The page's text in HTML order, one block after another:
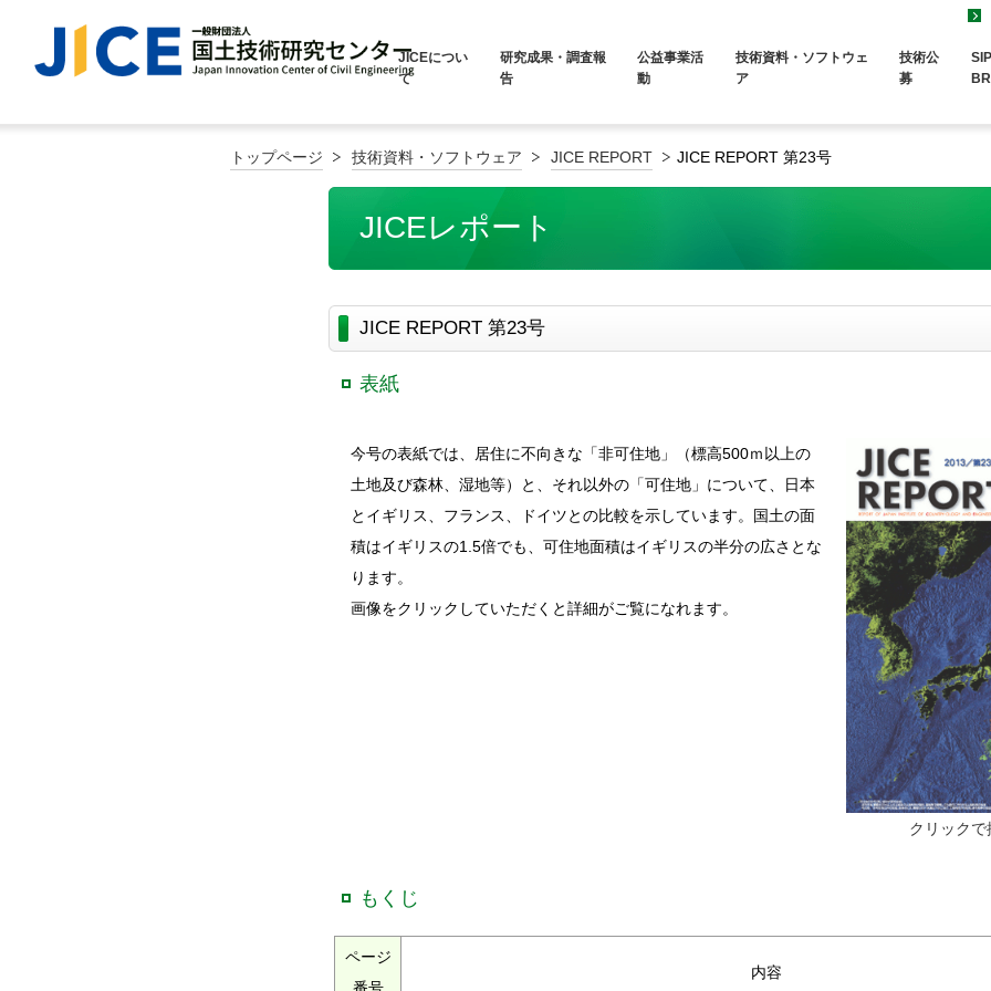
JICEについ
て
研究成果・調査報
告
公益事業活
動
技術資料・ソフトウェ
ア
技術公
募
トップページ 技術資料・ソフトウェア JICE REPORT JICE REPORT 第23号
JICEレポート
JICE REPORT 第23号
表紙
今号の表紙では、居住に不向きな「非可住地」（標高500ｍ以上の
土地及び森林、湿地等）と、それ以外の「可住地」について、日本
とイギリス、フランス、ドイツとの比較を示しています。国土の面
積はイギリスの1.5倍でも、可住地面積はイギリスの半分の広さとな
ります。
画像をクリックしていただくと詳細がご覧になれます。
クリック
もくじ
ページ
内容